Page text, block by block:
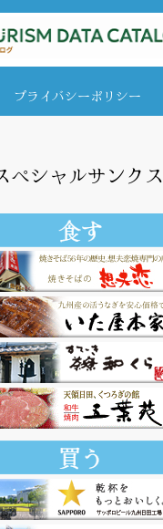
プライバシーポリシー
ペシャルサンクス